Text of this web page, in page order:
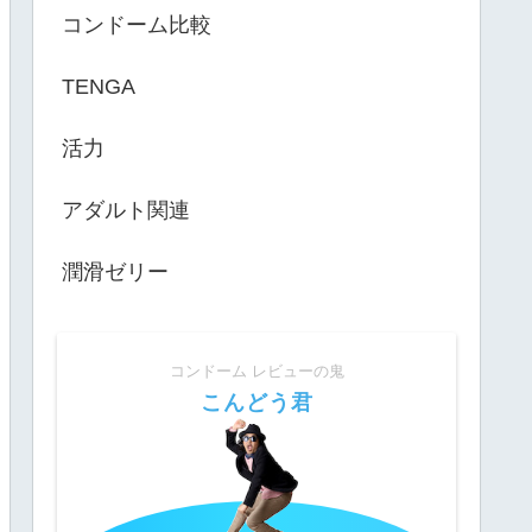
コンドーム比較
TENGA
活力
アダルト関連
潤滑ゼリー
コンドーム レビューの鬼
こんどう君